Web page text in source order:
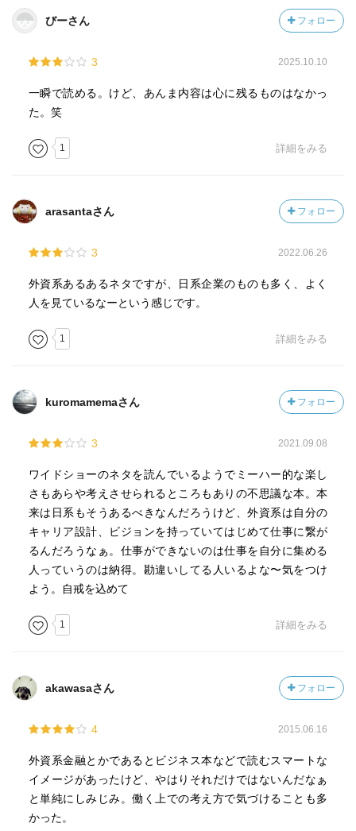
びーさん フォロー
3 2025.10.10
一瞬で読める。けど、あんま内容は心に残るものはなかっ
た。笑
1 詳細をみる
arasantaさん フォロー
3 2022.06.26
外資系あるあるネタですが、日系企業のものも多く、よく
人を見ているなーという感じです。
1 詳細をみる
kuromamemaさん フォロー
3 2021.09.08
ワイドショーのネタを読んでいるようでミーハー的な楽し
さもあらや考えさせられるところもありの不思議な本。本
来は日系もそうあるべきなんだろうけど、外資系は自分の
キャリア設計、ビジョンを持っていてはじめて仕事に繋が
るんだろうなぁ。仕事ができないのは仕事を自分に集める
人っていうのは納得。勘違いしてる人いるよな〜気をつけ
よう。自戒を込めて
1 詳細をみる
akawasaさん フォロー
4 2015.06.16
外資系金融とかであるとビジネス本などで読むスマートな
イメージがあったけど、やはりそれだけではないんだなぁ
と単純にしみじみ。働く上での考え方で気づけることも多
かった。